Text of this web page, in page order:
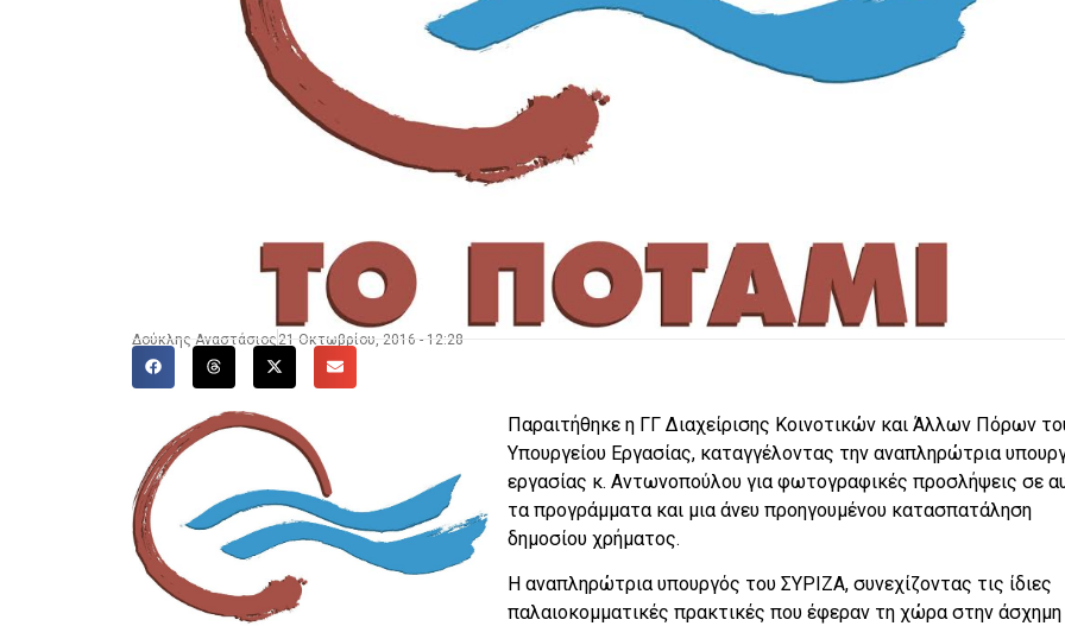
Δούκλης Αναστάσιος 21 Οκτωβρίου, 2016 - 12:28
Παραιτήθηκε η ΓΓ Διαχείρισης Κοινοτικών και Άλλων Πόρων
Υπουργείου Εργασίας, καταγγέλοντας την αναπληρώτρια
εργασίας κ. Αντωνοπούλου για φωτογραφικές προσλήψεις σε
τα προγράμματα και μια άνευ προηγουμένου κατασπατάληση
δημοσίου χρήματος.
Η αναπληρώτρια υπουργός του ΣΥΡΙΖΑ, συνεχίζοντας τις ίδιες
παλαιοκομματικές πρακτικές που έφεραν τη χώρα στην άσχημη